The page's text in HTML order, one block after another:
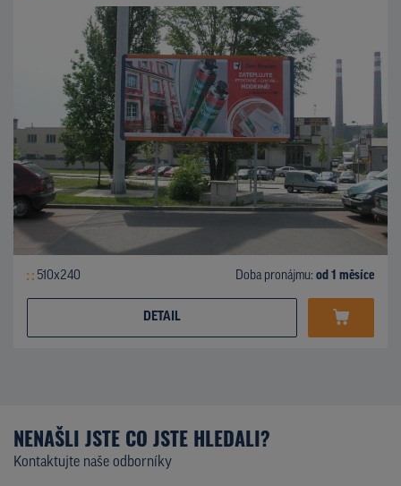
510x240 Doba pronájmu: od 1 měsíce
DETAIL
NENAŠLI JSTE CO JSTE HLEDALI?
Kontaktujte naše odborníky